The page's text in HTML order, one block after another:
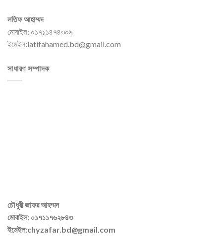
লতিফ আহাম্মদ
মোবাইল: ০১৭১১৪৭৪৩০৯
ইমেইল:latifahamed.bd@gmail.com
সাধারণ সম্পাদক
চৌধুরী জাফর আহম্মদ
মোবাইল: ০১৭১১৭৬২৮৪৩
ইমেইল:chyzafar.bd@gmail.com